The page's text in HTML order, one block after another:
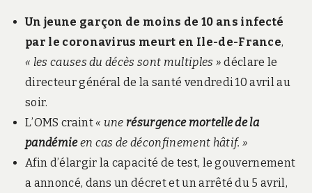
Un jeune garçon de moins de 10 ans infecté
par le coronavirus meurt en Ile-de-France,
« les causes du décès sont multiples » déclare le
directeur général de la santé vendredi 10 avril au
soir.
L’OMS craint« une résurgence mortelle de la
pandémieen cas de déconfinement hâtif. »
Afin d’élargir la capacité de test, le gouvernement
a annoncé, dans un décret et un arrêté du 5 avril,